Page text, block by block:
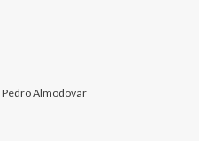
Pedro Almodovar